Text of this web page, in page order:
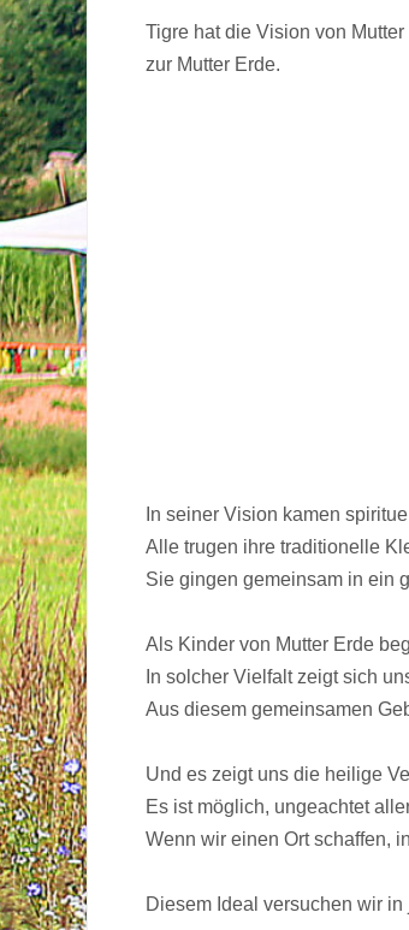
Tigre hat die Vision von
zur Mutter Erde.
In seiner Vision kamen
Alle trugen ihre traditionelle
Sie gingen gemeinsam in ein
Als Kinder von Mutter Erde
In solcher Vielfalt zeigt sich
Aus diesem gemeinsamen
Und es zeigt uns die heilige
Es ist möglich, ungeachtet
Wenn wir einen Ort schaffen,
Diesem Ideal versuchen wir